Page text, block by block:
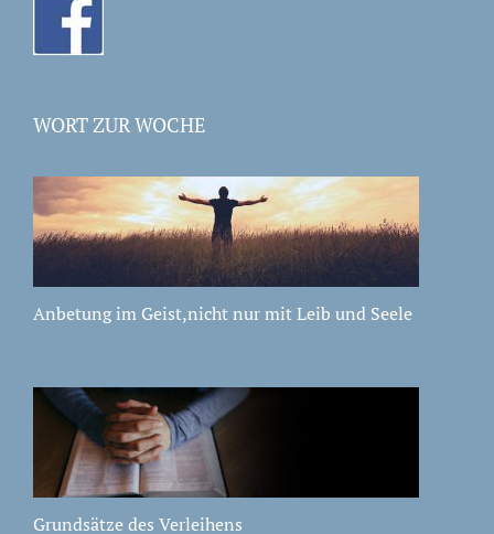
WORT ZUR WOCHE
Anbetung im Geist,nicht nur mit Leib und Seele
Grundsätze des Verleihens